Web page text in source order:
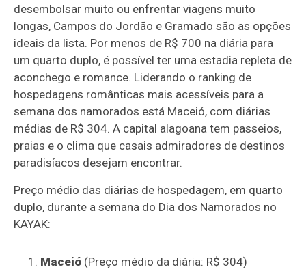
desembolsar muito ou enfrentar viagens muito
longas, Campos do Jordão e Gramado são as opções
ideais da lista. Por menos de R$ 700 na diária para
um quarto duplo, é possível ter uma estadia repleta de
aconchego e romance. Liderando o ranking de
hospedagens românticas mais acessíveis para a
semana dos namorados está Maceió, com diárias
médias de R$ 304. A capital alagoana tem passeios,
praias e o clima que casais admiradores de destinos
paradisíacos desejam encontrar.
Preço médio das diárias de hospedagem, em quarto
duplo, durante a semana do Dia dos Namorados no
KAYAK:
Maceió(Preço médio da diária: R$ 304)